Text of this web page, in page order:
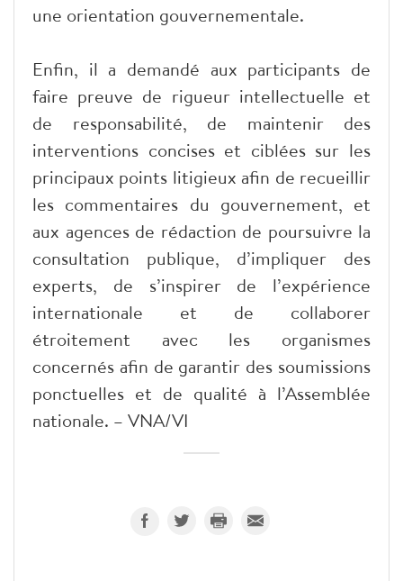
une orientation gouvernementale.
Enfin, il a demandé aux participants de
faire preuve de rigueur intellectuelle et
de responsabilité, de maintenir des
interventions concises et ciblées sur les
principaux points litigieux afin de recueillir
les commentaires du gouvernement, et
aux agences de rédaction de poursuivre la
consultation publique, d’impliquer des
experts, de s’inspirer de l’expérience
internationale et de collaborer
étroitement avec les organismes
concernés afin de garantir des soumissions
ponctuelles et de qualité à l’Assemblée
nationale. – VNA/VI